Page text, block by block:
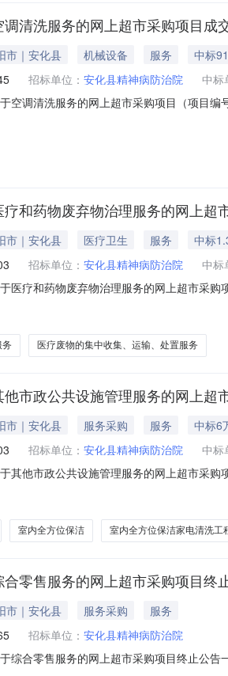
清洗服务的网上超市采购项目成
市｜安化县 机械设备 服务
中标
招标单位： 安化县精神病防治院 中标
空调清洗服务的网上超市采购项目（项目
阳市安化县报价起止时间:-二、采购单位信
和药物废弃物治理服务的网上超
市｜安化县 医疗卫生 服务
中标
招标单位： 安化县精神病防治院 中标
医疗和药物废弃物治理服务的网上超市采
所在行政区划名称:湖南省益阳市安化县报价
医疗废物的集中收集、运输、处置服务
市政公共设施管理服务的网上超
市｜安化县 服务采购 服务
中标6
招标单位： 安化县精神病防治院 中标
其他市政公共设施管理服务的网上超市采
所在行政区划名称:湖南省益阳市安化县报价
室内全方位保洁 室内全方位保洁家电清洗工
零售服务的网上超市采购项目终
市｜安化县 服务采购
服务
招标单位： 安化县精神病防治院
综合零售服务的网上超市采购项目终止公